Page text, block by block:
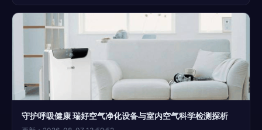
守护呼吸健康 瑞好空气净化设备与室内空气科学检测探析